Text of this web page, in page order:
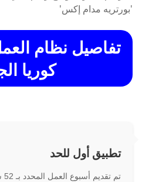
كوريا
تطبيق أول للحد